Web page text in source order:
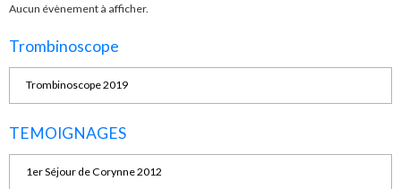
Aucun évènement à afficher.
Trombinoscope
Trombinoscope 2019
TEMOIGNAGES
1er Séjour de Corynne 2012